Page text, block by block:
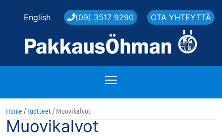
English (09) 3517 9290 OTA YHTEYTTÄ
Home /Tuotteet/ Muovikalvot
Muovikalvot